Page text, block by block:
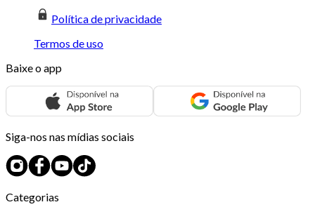
Política de privacidade
Termos de uso
Baixe o app
Siga-nos nas mídias sociais
Categorias